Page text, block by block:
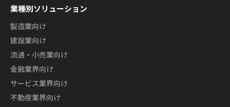
業種別ソリューション
製造業向け
建設業向け
流通・小売業向け
金融業界向け
サービス業界向け
不動産業界向け